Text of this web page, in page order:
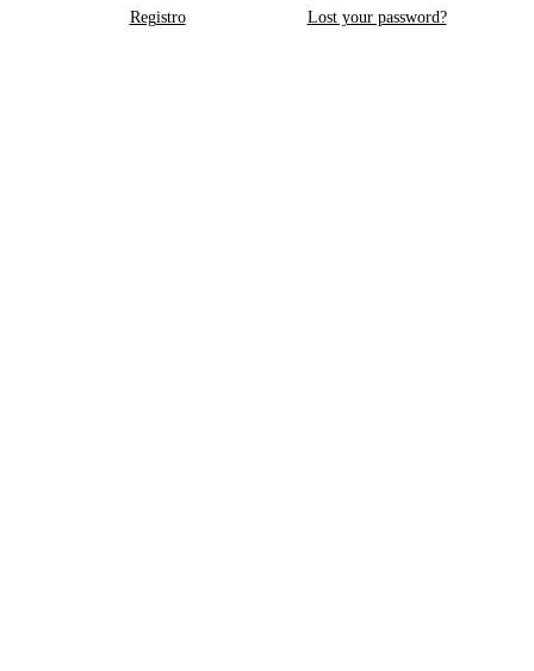
Registro Lost your password?